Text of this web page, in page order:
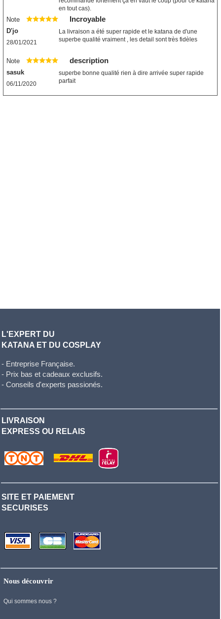
en tout cas).
Note Incroyable
D'jo
28/01/2021
La livraison a été super rapide et le katana de d'une
superbe qualité vraiment , les detail sont très fidèles
Note description
sasuk
06/11/2020
superbe bonne qualité rien à dire arrivée super rapide
parfait
L'EXPERT DU
KATANA ET DU COSPLAY
- Entreprise Française.
- Prix bas et cadeaux exclusifs.
- Conseils d'experts passionés.
LIVRAISON
EXPRESS OU RELAIS
SITE ET PAIEMENT
SECURISES
Nous découvrir
Qui sommes nous ?